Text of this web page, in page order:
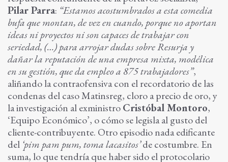
Pilar Parra: “Estamos acostumbrados a esta comedia
bufa que montan, de vez en cuando, porque no aportan
ideas ni proyectos ni son capaces de trabajar con
seriedad, (…) para arrojar dudas sobre Resurja y
dañar la reputación de una empresa mixta, modélica
en su gestión, que da empleo a 875 trabajadores”,
aliñando la contraofensiva con el recordatorio de las
condenas del caso Matinsreg, cloro a precio de oro, y
la investigación al exministroCristóbal Montoro,
‘Equipo Económico’, o cómo se legisla al gusto del
cliente-contribuyente. Otro episodio nada edificante
del ‘pim pam pum, toma lacasitos’de costumbre. En
suma, lo que tendría que haber sido el protocolario